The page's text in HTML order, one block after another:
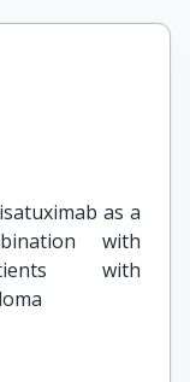
as a
with
with